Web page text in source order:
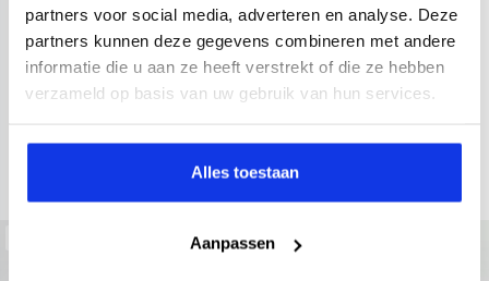
partners voor social media, adverteren en analyse. Deze
partners kunnen deze gegevens combineren met andere
informatie die u aan ze heeft verstrekt of die ze hebben
verzameld op basis van uw gebruik van hun services.
Alles toestaan
Aanpassen
Hybride benzine
Automaat
achteruitrijcamera
Apple Carplay/Android Auto
Kopen
Op aanvraag